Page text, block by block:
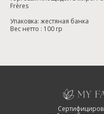
Frères
Упаковка: жестяная банка
Вес нетто : 100 гр